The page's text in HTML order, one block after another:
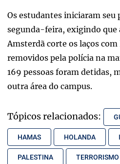
Os estudantes iniciaram
segunda-feira, exigindo que
Amsterdã corte os laços
removidos pela polícia na
169 pessoas foram detidas,
outra área do campus.
Tópicos relacionados:
HAMAS HOLANDA
PALESTINA TERRORISMO